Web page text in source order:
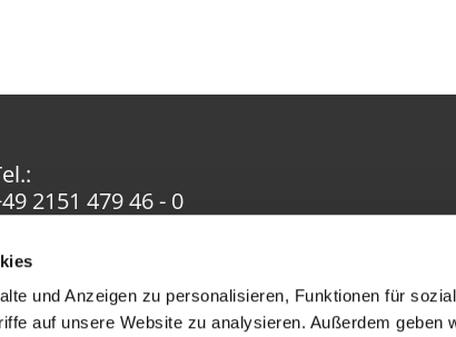
und Anzeigen zu personalisieren, Funktionen für
auf unsere Website zu analysieren. Außerdem geben
2151 479 46 - 0
in-krefeld.de